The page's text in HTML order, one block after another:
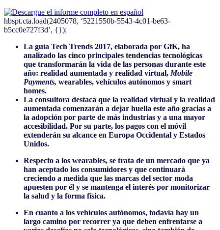
hbspt.cta.load(2405078, ‘5221550b-5543-4c01-be63-
b5cc0e727f3d’, {});
La guía Tech Trends 2017, elaborada por GfK, ha
analizado las cinco principales tendencias tecnológicas
que transformarán la vida de las personas durante este
año: realidad aumentada y realidad virtual, Mobile
Payments, wearables, vehículos autónomos y smart
homes.
La consultora destaca que la realidad virtual y la realidad
aumentada comenzarán a dejar huella este año gracias a
la adopción por parte de más industrias y a una mayor
accesibilidad. Por su parte, los pagos con el móvil
extenderán su alcance en Europa Occidental y Estados
Unidos.
Respecto a los wearables, se trata de un mercado que ya
han aceptado los consumidores y que continuará
creciendo a medida que las marcas del sector moda
apuesten por él y se mantenga el interés por monitorizar
la salud y la forma física.
En cuanto a los vehículos autónomos, todavía hay un
largo camino por recorrer ya que deben enfrentarse a